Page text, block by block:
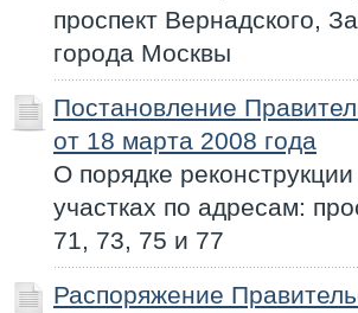
проспект Вернадского,
города Москвы
Постановление
от 18 марта 2008 года
О порядке
участках по адресам:
71, 73, 75 и 77
Распоряжение